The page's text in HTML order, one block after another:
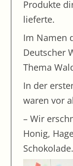
Unendlichkeit
Ausstellung
Lernzirkel
Besuch der
Projekt
Osiris
Produkte
lieferte.
Im Namen
Deutscher
Thema
In der
waren vor
– Wir
Honig,
Schokolade.